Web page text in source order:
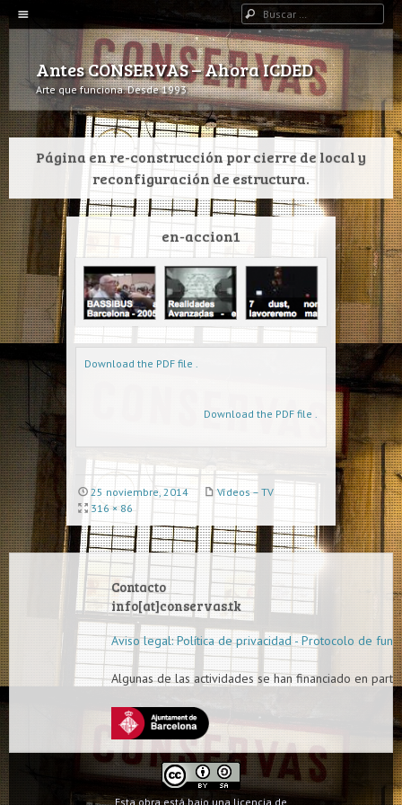
IR AL CONTENIDO
Buscar
Antes CONSERVAS – Ahora ICDED
Arte que funciona. Desde 1993.
Página en re-construcción por cierre de local y
reconfiguración de estructura.
en-accion1
Download the PDF file .
Download the PDF file .
25 noviembre, 2014
Vídeos – TV
316 × 86
Contacto
info[at]conservas.tk
Aviso legal: Política de privacidad - Protocolo de
Algunas de las actividades se han financiado en
Esta obra está bajo una licencia de